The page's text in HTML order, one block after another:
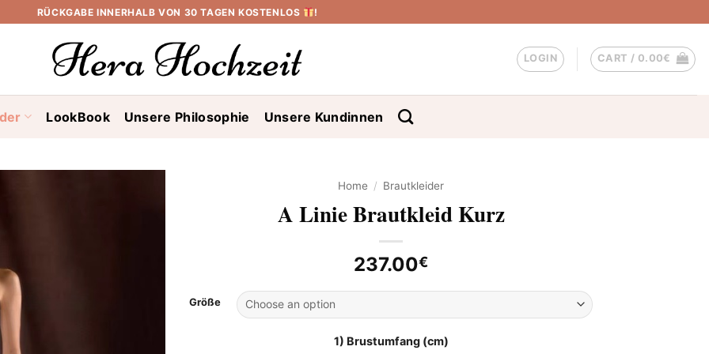
RÜCKGABE INNERHALB VON 30 TAGEN KOSTENLOS !
LOGIN CART / 0.00€
LookBook Unsere Philosophie Unsere Kundinnen
Home / Brautkleider
A Linie Brautkleid Kurz
237.00€
Größe
1) Brustumfang (cm)